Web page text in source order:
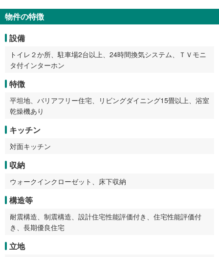
物件の特徴
設備
トイレ２か所、駐車場2台以上、24時間換気システム、ＴＶモニ
タ付インターホン
特徴
平坦地、バリアフリー住宅、リビングダイニング15畳以上、浴室
乾燥機あり
キッチン
対面キッチン
収納
ウォークインクローゼット、床下収納
構造等
耐震構造、制震構造、設計住宅性能評価付き、住宅性能評価付
き、長期優良住宅
立地